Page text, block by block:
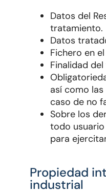
Datos del
tratamiento.
Datos
Fichero en
Finalidad
así como
caso de no
Sobre los
todo
para
Propiedad
industrial